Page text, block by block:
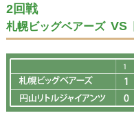
2回戦
札幌ビッグベアーズ VS